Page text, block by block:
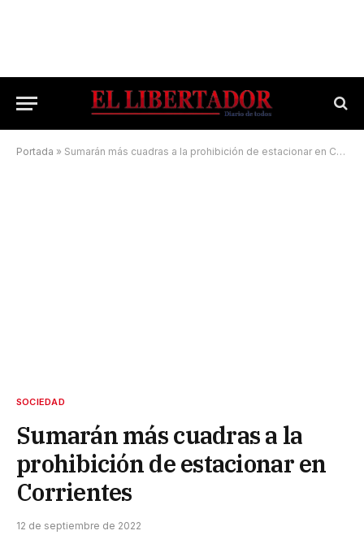
Portada » Sumarán más cuadras a la prohibición de estacionar en Corrientes
SOCIEDAD
Sumarán más cuadras a la
prohibición de estacionar en
Corrientes
12 de septiembre de 2022